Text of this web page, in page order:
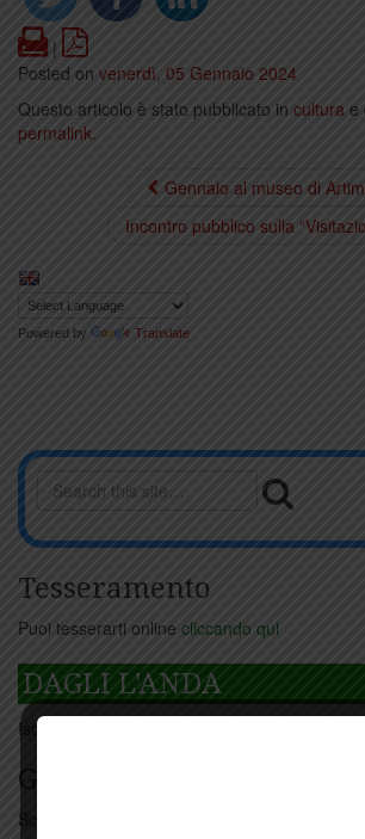
Print
|
Posted on venerdì, 05 Gennaio 2024
Questo articolo è stato pubblicato in cultura e
permalink.
Gennaio al museo di
Incontro pubblico sulla
Powered by Translate
Tesseramento
Puoi tesserarti online cliccando qui
DAGLI L'ANDA
Iscriviti
Giorno per giorno a
Scopri tutti gli eventi